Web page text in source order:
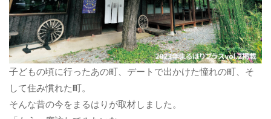
子どもの頃に行ったあの町、デートで出かけた憧れの町、そ
して住み慣れた町。
そんな昔の今をまるはりが取材しました。